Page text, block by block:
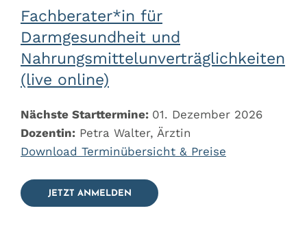
Fachberater*in für
Darmgesundheit und
Nahrungsmittelunverträglichkeiten
(live online)
Nächste Starttermine: 01. Dezember 2026
Dozentin: Petra Walter, Ärztin
Download Terminübersicht & Preise
JETZT ANMELDEN